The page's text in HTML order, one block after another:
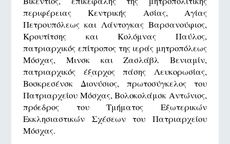
περιφέρειας Κεντρικής Ασίας, Αγίας
Πετρουπόλεως και Λάντογκας Βαρσανούφιος,
Κρουτίτσης και Κολόμνας Παύλος,
πατριαρχικός επίτροπος της ιεράς μητροπόλεως
Μόσχας, Μινσκ και Ζασλάβλ Βενιαμίν,
πατριαρχικός έξαρχος πάσης Λευκορωσίας,
Βοσκρεσένσκ Διονύσιος, πρωτοσύγκελος του
Πατριαρχείου Μόσχας, Βολοκολάμσκ Αντώνιος,
πρόεδρος του Τμήματος Εξωτερικών
Εκκλησιαστικών Σχέσεων του Πατριαρχείου
Μόσχας.